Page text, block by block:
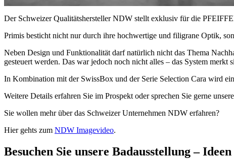
Der Schweizer Qualitätshersteller NDW stellt exklusiv für die
Primis besticht nicht nur durch ihre hochwertige und filigrane Optik,
Neben Design und Funktionalität darf natürlich nicht das Thema
gesteuert werden. Das war jedoch noch nicht alles – das System
In Kombination mit der SwissBox und der Serie Selection Cara wird
Weitere Details erfahren Sie im Prospekt oder sprechen Sie gerne
Sie wollen mehr über das Schweizer Unternehmen NDW erfahren?
Hier gehts zum NDW Imagevideo.
Besuchen Sie unsere Badausstellung –